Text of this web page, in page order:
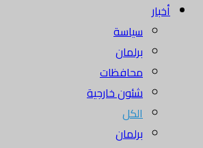
أخبار
سياسة
برلمان
محافظات
شئون خارجية
الكل
برلمان